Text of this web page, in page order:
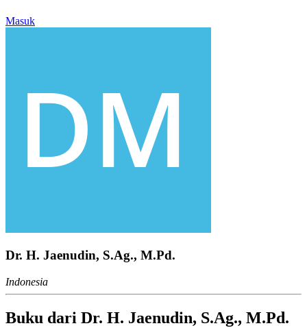
Masuk
Dr. H. Jaenudin, S.Ag., M.Pd.
Indonesia
Buku dari Dr. H. Jaenudin, S.Ag., M.Pd.